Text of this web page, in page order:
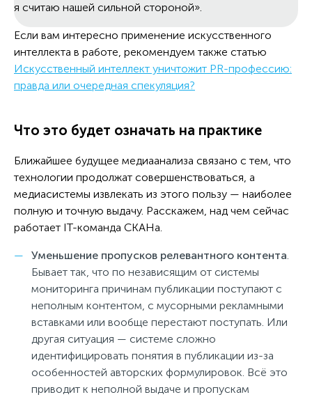
я считаю нашей сильной стороной».
Если вам интересно применение искусственного
интеллекта в работе, рекомендуем также статью
Искусственный интеллект уничтожит PR-профессию:
правда или очередная спекуляция?
Что это будет означать на практике
Ближайшее будущее медиаанализа связано с тем, что
технологии продолжат совершенствоваться, а
медиасистемы извлекать из этого пользу — наиболее
полную и точную выдачу. Расскажем, над чем сейчас
работает IT-команда СКАНа.
Уменьшение пропусков релевантного контента.
Бывает так, что по независящим от системы
мониторинга причинам публикации поступают с
неполным контентом, с мусорными рекламными
вставками или вообще перестают поступать. Или
другая ситуация — системе сложно
идентифицировать понятия в публикации из-за
особенностей авторских формулировок. Всё это
приводит к неполной выдаче и пропускам